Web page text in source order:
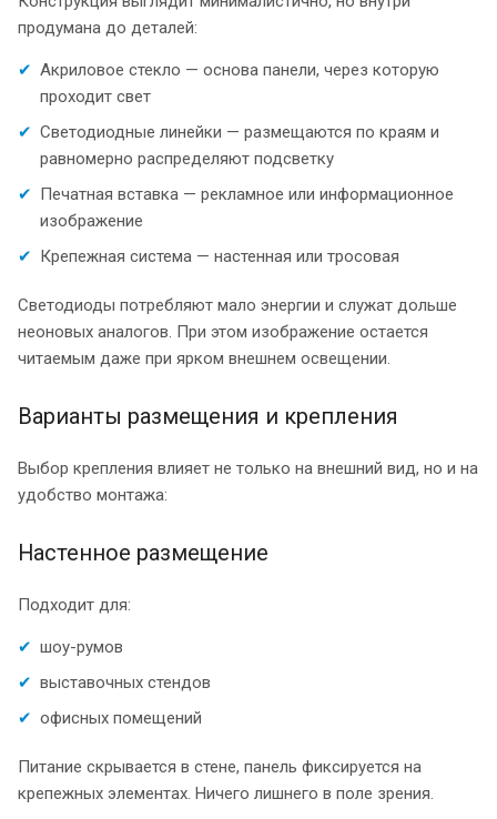
продумана до деталей:
Акриловое стекло — основа панели, через которую
проходит свет
Светодиодные линейки — размещаются по краям и
равномерно распределяют подсветку
Печатная вставка — рекламное или информационное
изображение
Крепежная система — настенная или тросовая
Светодиоды потребляют мало энергии и служат дольше
неоновых аналогов. При этом изображение остается
читаемым даже при ярком внешнем освещении.
Варианты размещения и крепления
Выбор крепления влияет не только на внешний вид, но и на
удобство монтажа:
Настенное размещение
Подходит для:
шоу-румов
выставочных стендов
офисных помещений
Питание скрывается в стене, панель фиксируется на
крепежных элементах. Ничего лишнего в поле зрения.